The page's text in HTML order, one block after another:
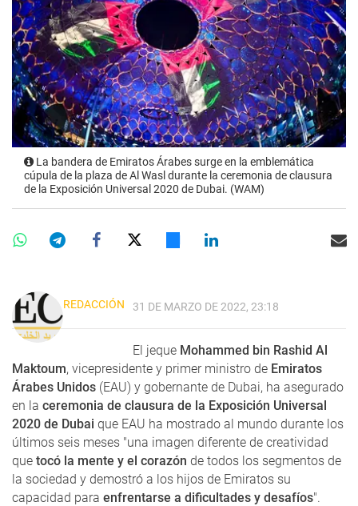
La bandera de Emiratos Árabes surge en la emblemática
cúpula de la plaza de Al Wasl durante la ceremonia de clausura
de la Exposición Universal 2020 de Dubai. (WAM)
REDACCIÓN 31 DE MARZO DE 2022, 23:18
El jeque Mohammed bin Rashid Al
Maktoum, vicepresidente y primer ministro de Emiratos
Árabes Unidos (EAU) y gobernante de Dubai, ha asegurado
en la ceremonia de clausura de la Exposición Universal
2020 de Dubai que EAU ha mostrado al mundo durante los
últimos seis meses "una imagen diferente de creatividad
que tocó la mente y el corazón de todos los segmentos de
la sociedad y demostró a los hijos de Emiratos su
capacidad para enfrentarse a dificultades y desafíos".